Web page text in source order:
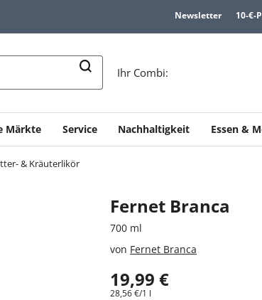
Newsletter 10-€-
Ihr Combi:
Märkte Service Nachhaltigkeit Essen &
& Kräuterlikör
Fernet Branca
700 ml
von Fernet Branca
19,99 €
28,56 €/1 l